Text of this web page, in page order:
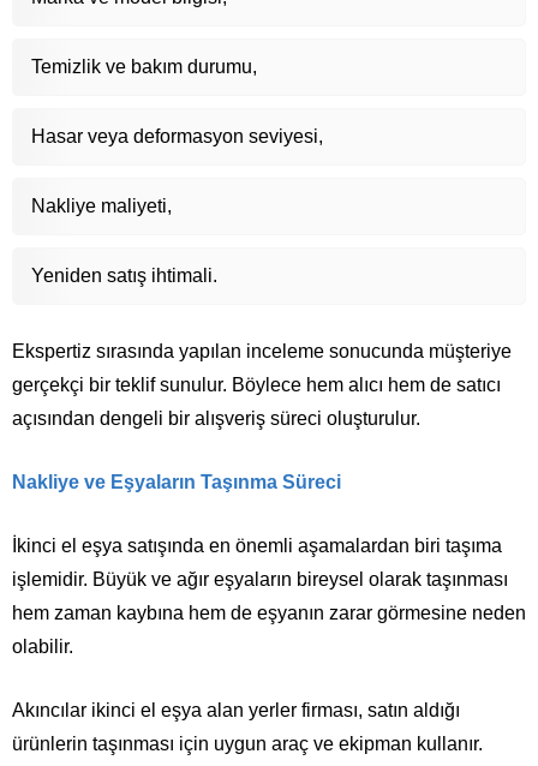
Temizlik ve bakım durumu,
Hasar veya deformasyon seviyesi,
Nakliye maliyeti,
Yeniden satış ihtimali.
Ekspertiz sırasında yapılan inceleme sonucunda müşteriye
gerçekçi bir teklif sunulur. Böylece hem alıcı hem de satıcı
açısından dengeli bir alışveriş süreci oluşturulur.
Nakliye ve Eşyaların Taşınma Süreci
İkinci el eşya satışında en önemli aşamalardan biri taşıma
işlemidir. Büyük ve ağır eşyaların bireysel olarak taşınması
hem zaman kaybına hem de eşyanın zarar görmesine neden
olabilir.
Akıncılar ikinci el eşya alan yerler firması, satın aldığı
ürünlerin taşınması için uygun araç ve ekipman kullanır.